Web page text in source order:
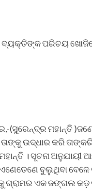
ବ୍ୟକ୍ତିଙ୍କ ପରିଚୟ
(ସୁରେନ୍ଦ୍ର ମହାନ୍ତି
ତାଙ୍କୁ ଉଦ୍ଧାର କରି
। ସୂଚନା
ବୁଲୁଥିବା ବେଳେ
ଗ୍ରାମର ଏକ ଜଙ୍ଗଲ